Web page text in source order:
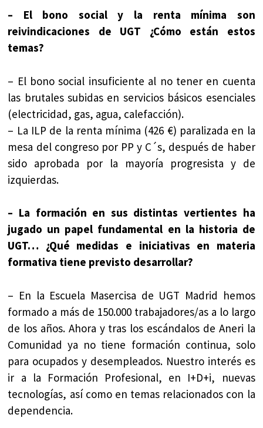
– El bono social y la renta mínima son
reivindicaciones de UGT ¿Cómo están estos
temas?
– El bono social insuficiente al no tener en cuenta
las brutales subidas en servicios básicos esenciales
(electricidad, gas, agua, calefacción).
– La ILP de la renta mínima (426 €) paralizada en la
mesa del congreso por PP y C´s, después de haber
sido aprobada por la mayoría progresista y de
izquierdas.
– La formación en sus distintas vertientes ha
jugado un papel fundamental en la historia de
UGT… ¿Qué medidas e iniciativas en materia
formativa tiene previsto desarrollar?
– En la Escuela Masercisa de UGT Madrid hemos
formado a más de 150.000 trabajadores/as a lo largo
de los años. Ahora y tras los escándalos de Aneri la
Comunidad ya no tiene formación continua, solo
para ocupados y desempleados. Nuestro interés es
ir a la Formación Profesional, en I+D+i, nuevas
tecnologías, así como en temas relacionados con la
dependencia.